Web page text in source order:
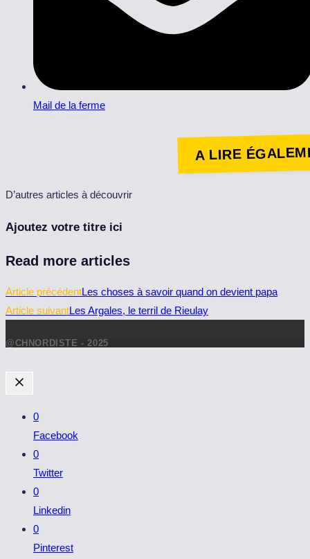
Mail de la ferme
A LIRE
D’autres articles à découvrir
Ajoutez votre titre ici
Read more articles
Article précédentLes choses à savoir quand on devient papa
Article suivantLes Argales, le terril de Rieulay
@CHNORDISTE - 2025
0
Facebook
0
Twitter
0
Linkedin
0
Pinterest